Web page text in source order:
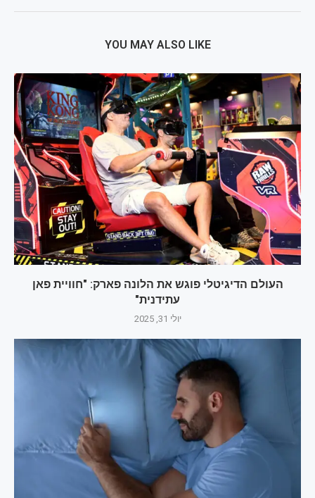
YOU MAY ALSO LIKE
העולם הדיגיטלי פוגש את הלונה פארק: "חוויית פאן
עתידנית"
יולי 31, 2025